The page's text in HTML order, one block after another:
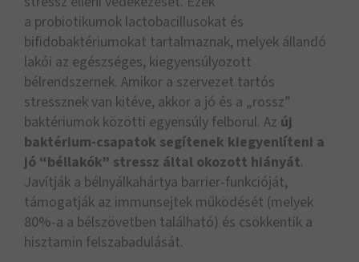
a probiotikumok lactobacillusokat és
bifidobaktériumokat tartalmaznak, melyek állandó
lakói az egészséges, kiegyensúlyozott
bélrendszernek. Amikor a szervezet tartós
stressznek van kitéve, akkor a jó és a „rossz”
baktériumok közötti egyensúly felborul. Az új
baktérium-csapatok segítenek kiegyenlíteni a
jó “béllakók” stressz által okozott hiányát.
Javítják a bélnyálkahártya barrier-funkcióját,
támogatják az immunsejtek működését (melyek
80%-a a bélszövetben található) és csökkentik a
hisztamin felszabadulását.